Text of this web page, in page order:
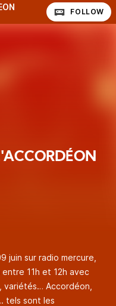
FOLLOW
juin sur radio mercure,
entre 11h et 12h avec
variétés… Accordéon,
tels sont les